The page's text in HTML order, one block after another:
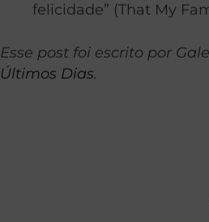
felicidade” (That My
Esse post foi escrito por
Últimos Dias.